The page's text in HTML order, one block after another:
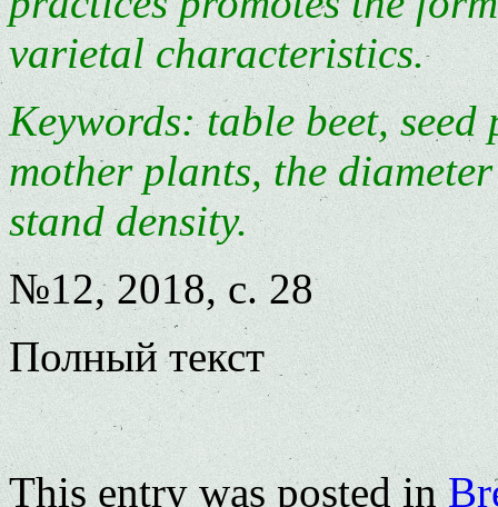
varietal characteristics.
Keywords: table beet,
mother plants, the
stand density.
№12, 2018, с. 28
Полный текст
This entry was posted in